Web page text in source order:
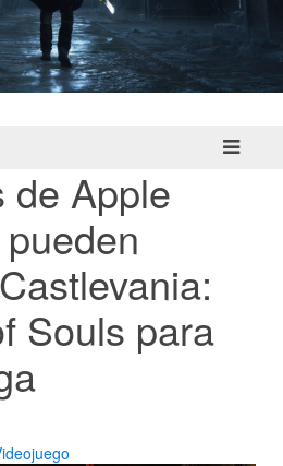
de Apple
Souls para